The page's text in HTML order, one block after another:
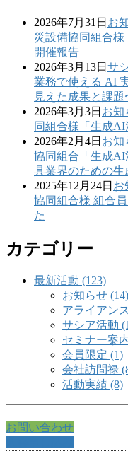
2026年7月31日 お
災設備協同組合様
開催報告
2026年3月13日 サ
業務で使える AI
見えた成果と課題
2026年3月3日 お知
同組合様「生成
2026年2月4日 お知
協同組合「生成AI
具業界のための生
2025年12月24日 お
協同組合様 組合
た
カテゴリー
最新活動 (123)
お知らせ (14)
アライアン
サシア活動
セミナー案
会員限定 (1)
会社訪問禄
活動実績 (8)
索:
お問い合わせ